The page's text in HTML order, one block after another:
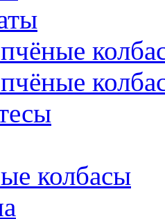
колбасы